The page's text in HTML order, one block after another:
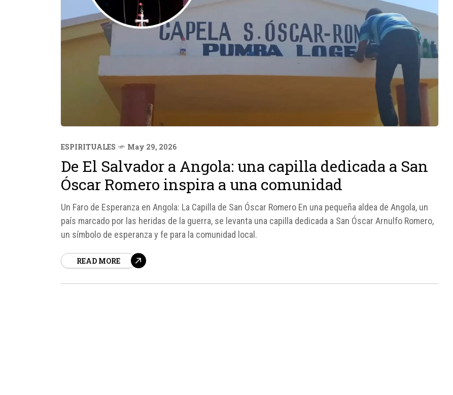
ESPIRITUALES May 29, 2026
De El Salvador a Angola: una capilla dedicada a San
Óscar Romero inspira a una comunidad
Un Faro de Esperanza en Angola: La Capilla de San Óscar Romero En una pequeña aldea de Angola, un
país marcado por las heridas de la guerra, se levanta una capilla dedicada a San Óscar Arnulfo Romero,
un símbolo de esperanza y fe para la comunidad local.
READ MORE